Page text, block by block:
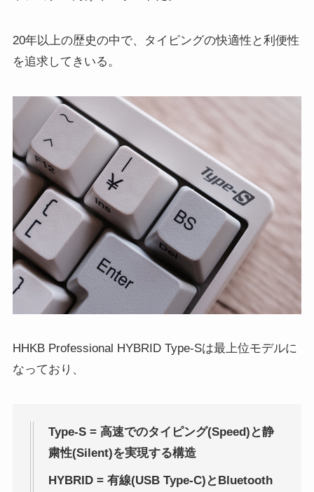
20年以上の歴史の中で、タイピングの快適性と利便性
を追求してきいる。
HHKB Professional HYBRID Type-Sは最上位モデルに
なっており、
Type-S = 高速でのタイピング(Speed)と静
粛性(Silent)を実現する構造
HYBRID = 有線(USB Type-C)とBluetooth